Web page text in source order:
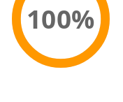
100%